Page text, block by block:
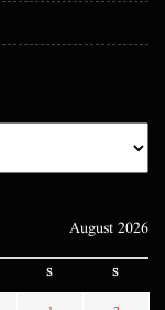
August 2026
S S